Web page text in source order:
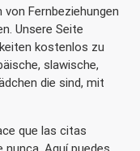
Fernbeziehungen
Unsere Seite
kostenlos zu
slawische,
die sind, mit
que las citas